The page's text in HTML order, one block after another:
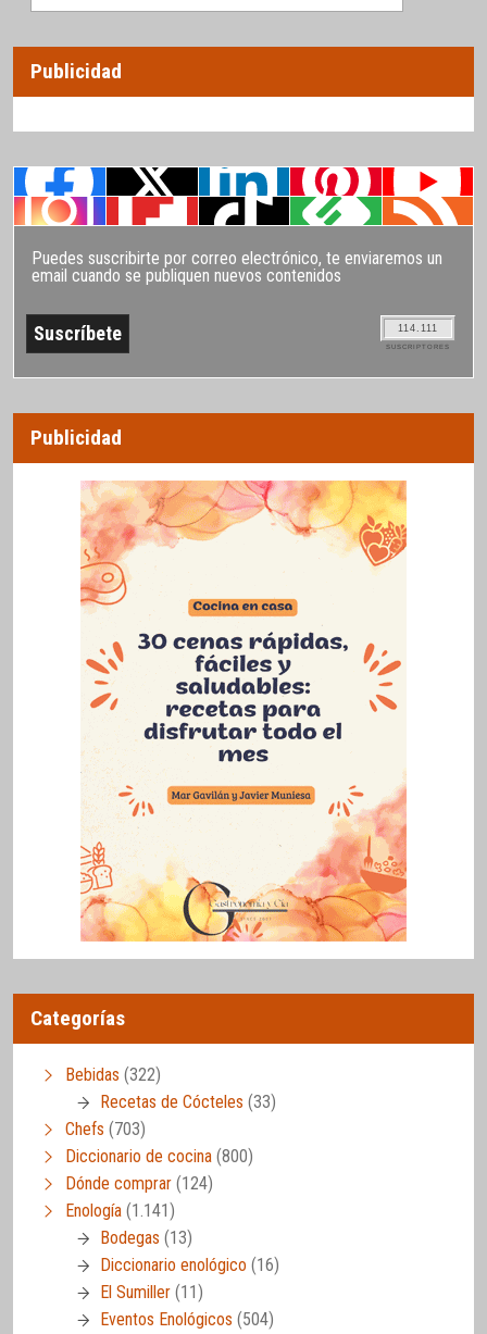
Publicidad
Puedes suscribirte por correo electrónico, te enviaremos un
email cuando se publiquen nuevos contenidos
114.111
SUSCRIPTORES
Publicidad
Categorías
Bebidas (322)
Recetas de Cócteles (33)
Chefs (703)
Diccionario de cocina (800)
Dónde comprar (124)
Enología (1.141)
Bodegas (13)
Diccionario enológico (16)
El Sumiller (11)
Eventos Enológicos (504)